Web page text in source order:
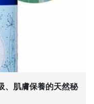
、肌膚保養的天然秘